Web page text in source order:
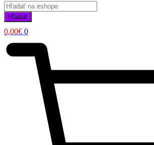
Products
search
Hľadať
0,00€ 0